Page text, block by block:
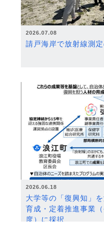
2026.07.08
請戸海岸で放射線測
2026.06.18
大学等の「復興知」
育成・定着推進事業
度）に採択